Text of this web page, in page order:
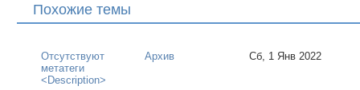
Похожие темы
Отсутствуют
метатеги
<Description>
Архив Сб, 1 Янв 2022